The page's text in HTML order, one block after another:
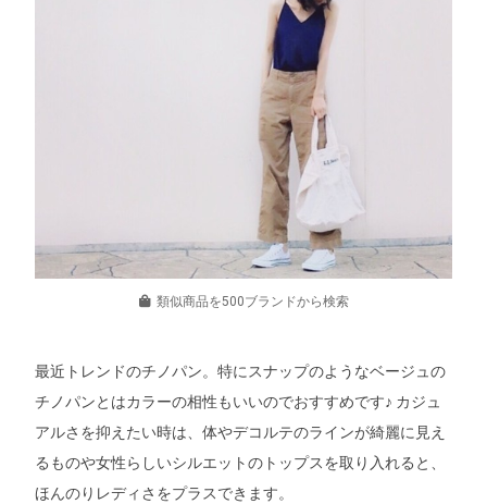
類似商品を500ブランドから検索
最近トレンドのチノパン。特にスナップのようなベージュの
チノパンとはカラーの相性もいいのでおすすめです♪ カジュ
アルさを抑えたい時は、体やデコルテのラインが綺麗に見え
るものや女性らしいシルエットのトップスを取り入れると、
ほんのりレディさをプラスできます。